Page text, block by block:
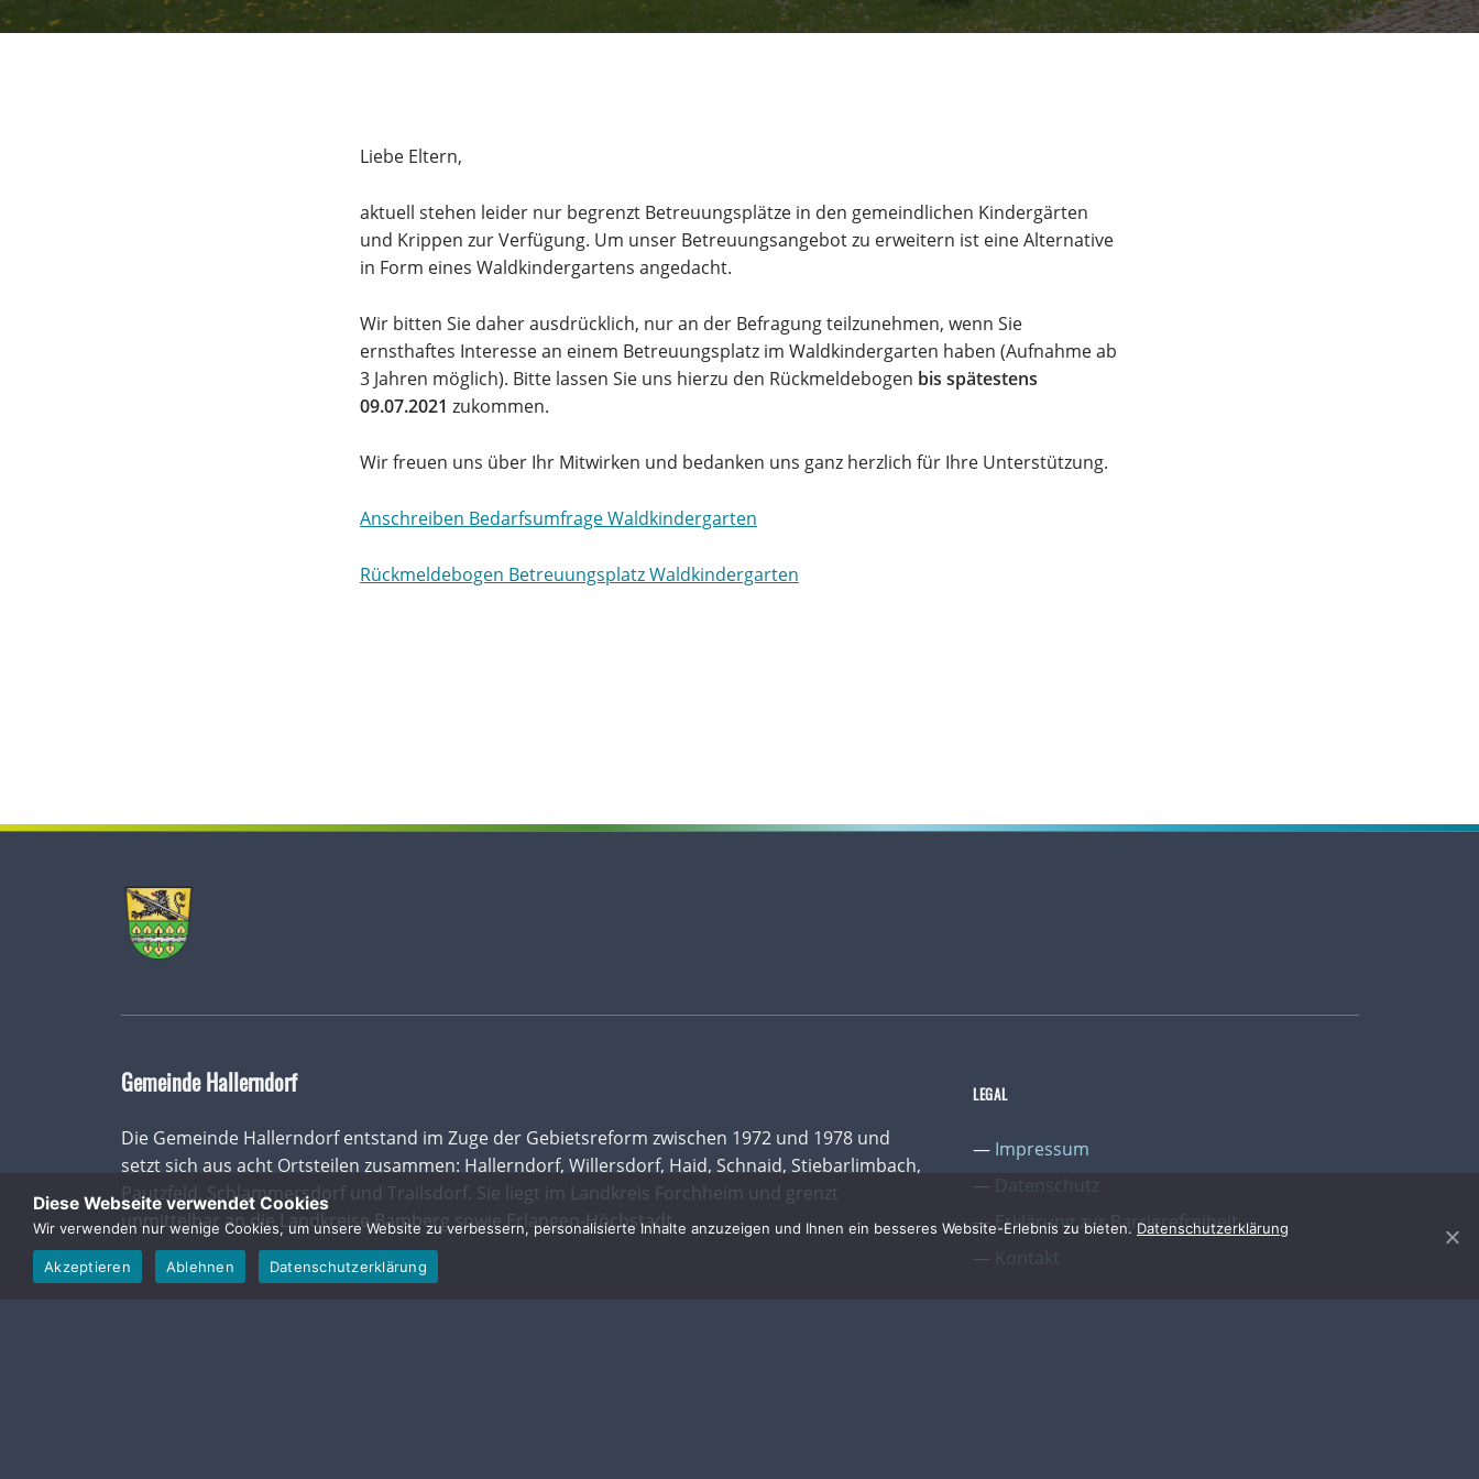
Liebe Eltern,
aktuell stehen leider nur begrenzt Betreuungsplätze in den gemeindlichen Kindergärten
und Krippen zur Verfügung. Um unser Betreuungsangebot zu erweitern ist eine Alternative
in Form eines Waldkindergartens angedacht.
Wir bitten Sie daher ausdrücklich, nur an der Befragung teilzunehmen, wenn Sie
ernsthaftes Interesse an einem Betreuungsplatz im Waldkindergarten haben (Aufnahme ab
3 Jahren möglich). Bitte lassen Sie uns hierzu den Rückmeldebogen bis spätestens
09.07.2021 zukommen.
Wir freuen uns über Ihr Mitwirken und bedanken uns ganz herzlich für Ihre Unterstützung.
Anschreiben Bedarfsumfrage Waldkindergarten
Rückmeldebogen Betreuungsplatz Waldkindergarten
Gemeinde Hallerndorf
Die Gemeinde Hallerndorf entstand im Zuge der Gebietsreform zwischen 1972 und 1978 und
setzt sich aus acht Ortsteilen zusammen: Hallerndorf, Willersdorf, Haid, Schnaid, Stiebarlimbach,
Pautzfeld, Schlammersdorf und Trailsdorf. Sie liegt im Landkreis Forchheim und grenzt
unmittelbar an die Landkreise Bamberg sowie Erlangen-Höchstadt.
LEGAL
Impressum
Erklärung zur Barrierefreiheit
Diese Webseite verwendet Cookies
Wir verwenden nur wenige Cookies, um unsere Website zu verbessern, personalisierte Inhalte anzuzeigen und Ihnen ein besseres Website-Erlebnis zu bieten. Datenschutzerklärung
Akzeptieren Ablehnen Datenschutzerklärung